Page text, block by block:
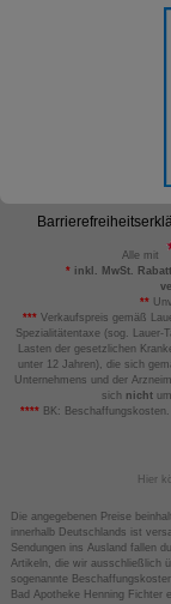
Alle mit
*inkl. MwSt.
**
*** Verkaufspreis gemäß
Spezialitätentaxe (sog. Lauer-
Lasten der gesetzlichen
unter 12 Jahren), die sich
Unternehmens und der
sich nicht
****BK:
Hier
Die angegebenen Preise
innerhalb Deutschlands ist
Sendungen ins Ausland fallen
Artikeln, die wir ausschließlich
sogenannte
Bad Apotheke Henning Fichter